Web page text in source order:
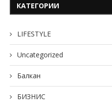
КАТЕГОРИИ
LIFESTYLE
Uncategorized
Балкан
БИЗНИС